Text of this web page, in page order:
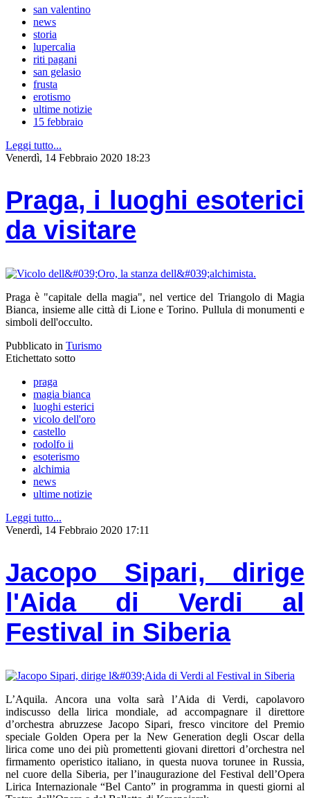
san valentino
news
storia
lupercalia
riti pagani
san gelasio
frusta
erotismo
ultime notizie
15 febbraio
Leggi tutto...
Venerdì, 14 Febbraio 2020 18:23
Praga, i luoghi esoterici
da visitare
Praga è "capitale della magia", nel vertice del Triangolo di Magia
Bianca, insieme alle città di Lione e Torino. Pullula di monumenti e
simboli dell'occulto.
Pubblicato in Turismo
Etichettato sotto
praga
magia bianca
luoghi esterici
vicolo dell'oro
castello
rodolfo ii
esoterismo
alchimia
news
ultime notizie
Leggi tutto...
Venerdì, 14 Febbraio 2020 17:11
Jacopo Sipari, dirige
l'Aida di Verdi al
Festival in Siberia
L’Aquila. Ancora una volta sarà l’Aida di Verdi, capolavoro
indiscusso della lirica mondiale, ad accompagnare il direttore
d’orchestra abruzzese Jacopo Sipari, fresco vincitore del Premio
speciale Golden Opera per la New Generation degli Oscar della
lirica come uno dei più promettenti giovani direttori d’orchestra nel
firmamento operistico italiano, in questa nuova torunee in Russia,
nel cuore della Siberia, per l’inaugurazione del Festival dell’Opera
Lirica Internazionale “Bel Canto” in programma in questi giorni al